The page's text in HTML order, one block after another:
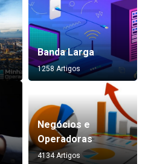
Banda Larga
1258 Artigos
Negócios e
Operadoras
4134 Artigos